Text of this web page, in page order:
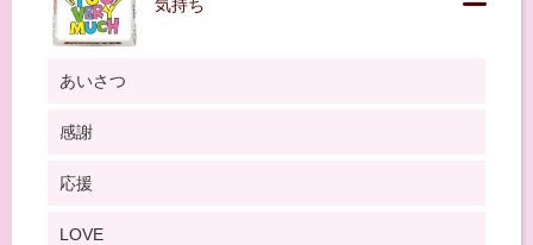
気持ち
あいさつ
感謝
応援
LOVE